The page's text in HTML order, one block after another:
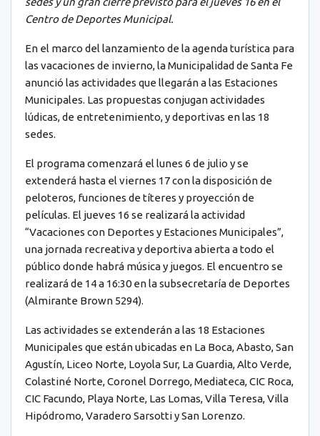
Centro de Deportes Municipal.
En el marco del lanzamiento de la agenda turística para
las vacaciones de invierno, la Municipalidad de Santa Fe
anunció las actividades que llegarán a las Estaciones
Municipales. Las propuestas conjugan actividades
lúdicas, de entretenimiento, y deportivas en las 18
sedes.
El programa comenzará el lunes 6 de julio y se
extenderá hasta el viernes 17 con la disposición de
peloteros, funciones de títeres y proyección de
películas. El jueves 16 se realizará la actividad
“Vacaciones con Deportes y Estaciones Municipales”,
una jornada recreativa y deportiva abierta a todo el
público donde habrá música y juegos. El encuentro se
realizará de 14 a 16:30 en la subsecretaría de Deportes
(Almirante Brown 5294).
Las actividades se extenderán a las 18 Estaciones
Municipales que están ubicadas en La Boca, Abasto, San
Agustín, Liceo Norte, Loyola Sur, La Guardia, Alto Verde,
Colastiné Norte, Coronel Dorrego, Mediateca, CIC Roca,
CIC Facundo, Playa Norte, Las Lomas, Villa Teresa, Villa
Hipódromo, Varadero Sarsotti y San Lorenzo.